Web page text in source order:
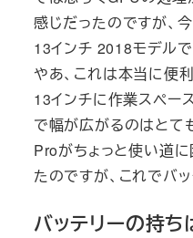
感じだったのですが、
13インチ 2018モデル
やあ、これは本当に便
13インチに作業スペー
で幅が広がるのはとて
Proがちょっと使い道
たのですが、これでバ
バッテリーの持ち